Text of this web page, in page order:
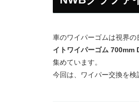
車のワイパーゴムは視界の
イトワイパーゴム 700mm
集めています。
今回は、ワイパー交換を検